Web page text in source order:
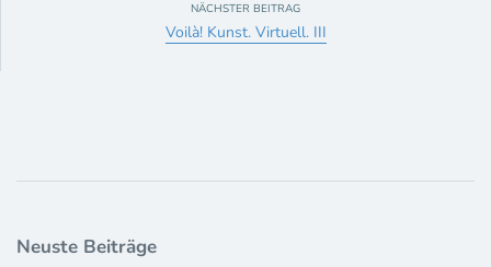
NÄCHSTER BEITRAG
Voilà! Kunst. Virtuell. III
Neuste Beiträge